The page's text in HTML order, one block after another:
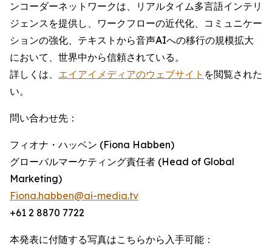
ンコーダーネットワークは、リアルタイム多言語インテリ
ジェンスを提供し、ワークフローの近代化、コミュニケー
ションの強化、テキストから音声AIへの移行の規模拡大
において、世界中から信頼されている。
詳しくは、 エイアイメディアのウェブサイト を閲覧された
い。
問い合わせ先：
フィオナ・ハッベン (Fiona Habben)
グローバルマーケティング責任者 (Head of Global
Marketing)
Fiona.habben@ai-media.tv
+61 2 8870 7722
本発表に付随する写真はこちらから入手可能：